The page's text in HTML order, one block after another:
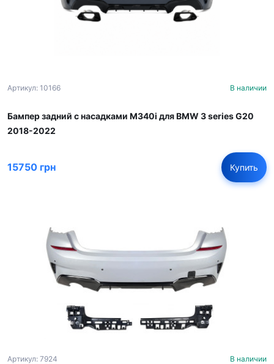
Артикул: 10166 В наличии
Бампер задний с насадками M340i для BMW 3 series G20
2018-2022
15750 грн Купить
Артикул: 7924 В наличии